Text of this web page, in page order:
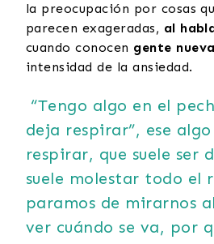
la preocupación por cosas
parecen exageradas, al
cuando conocen gente nueva
intensidad de la ansiedad.
“Tengo algo en el
deja respirar”, ese
respirar, que suele ser
suele molestar todo el
paramos de mirarnos
ver cuándo se va, por